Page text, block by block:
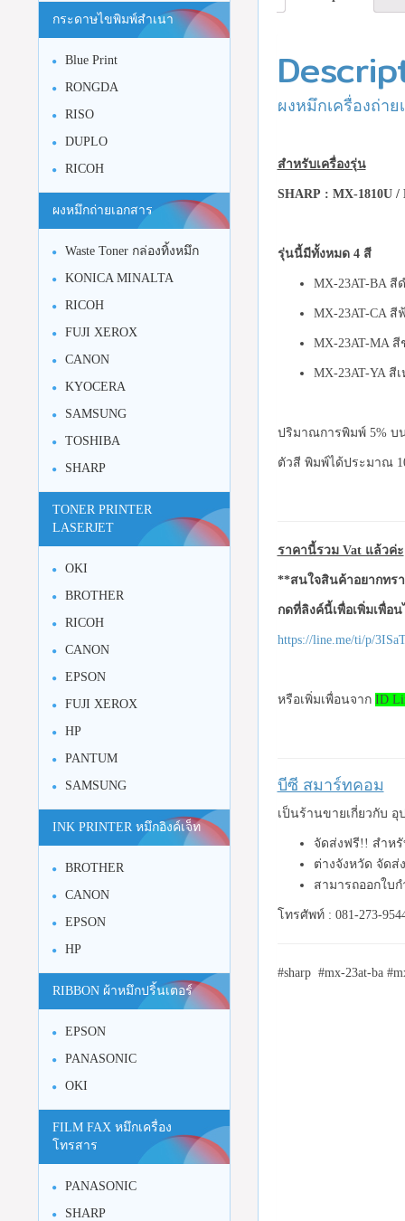
ผงหมึกเครื่องถ่าย
สำหรับเครื่องรุ่น
SHARP : MX-1810U /
รุ่นนี้มีทั้งหมด 4 สี
MX-23AT-BA สี
MX-23AT-CA สี
MX-23AT-MA สี
MX-23AT-YA สี
ปริมาณการพิมพ์ 5% บ
ตัวสี พิมพ์ได้ประมาณ
ราคานี้รวม Vat แล้วค่ะ
**สนใจสินค้าอยากทร
กดที่ลิงค์นี้เพื่อเพิ่มเพื่อ
https://line.me/ti/p/
หรือเพิ่มเพื่อนจาก ID
บีซี สมาร์ทคอม
เป็นร้านขายเกี่ยวกับ
จัดส่งฟรี!! สำห
ต่างจังหวัด จัดส่
สามารถออกใบ
โทรศัพท์ : 081-273-
#sharp #mx-23at-ba
กระดาษไขพิมพ์สำเนา
Blue Print
RONGDA
RISO
DUPLO
RICOH
ผงหมึกถ่ายเอกสาร
Waste Toner กล่องทิ้งหมึก
KONICA MINALTA
RICOH
FUJI XEROX
CANON
KYOCERA
SAMSUNG
TOSHIBA
SHARP
TONER PRINTER
LASERJET
OKI
BROTHER
RICOH
CANON
EPSON
FUJI XEROX
HP
PANTUM
SAMSUNG
INK PRINTER หมึกอิงค์เจ็ท
BROTHER
CANON
EPSON
HP
RIBBON ผ้าหมึกปริ้นเตอร์
EPSON
PANASONIC
OKI
FILM FAX หมึกเครื่อง
โทรสาร
PANASONIC
SHARP